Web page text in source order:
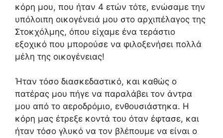
κόρη μου, που ήταν 4 ετών τότε, ενώσαμε την
υπόλοιπη οικογένειά μου στο αρχιπέλαγος της
Στοκχόλμης, όπου είχαμε ένα τεράστιο
εξοχικό που μπορούσε να φιλοξενήσει πολλά
μέλη της οικογένειας!
Ήταν τόσο διασκεδαστικό, και καθώς ο
πατέρας μου πήγε να παραλάβει τον άντρα
μου από το αεροδρόμιο, ενθουσιάστηκα. Η
κόρη μας έτρεξε κοντά του όταν έφτασε, και
ήταν τόσο γλυκό να τον βλέπουμε να είναι ο